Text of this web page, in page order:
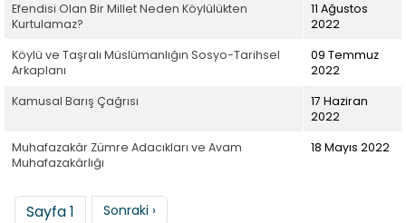
Efendisi Olan Bir Millet Neden Köylülükten
Kurtulamaz?
11 Ağustos
2022
Köylü ve Taşralı Müslümanlığın Sosyo-Tarihsel
Arkaplanı
09 Temmuz
2022
Kamusal Barış Çağrısı
17 Haziran
2022
Muhafazakâr Zümre Adacıkları ve Avam
Muhafazakârlığı
18 Mayıs 2022
Sayfalama
Sayfa 1 Sonraki sayfa
Sonraki ›